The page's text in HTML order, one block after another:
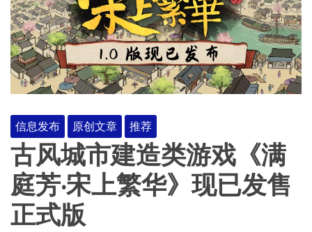
信息发布 原创文章 推荐
古风城市建造类游戏《满
庭芳·宋上繁华》现已发售
正式版